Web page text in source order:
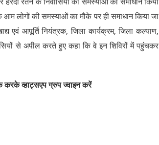
आम लोगों की समस्याओं का मौके पर ही समाधान किया जा
एवं आपूर्ति नियंत्रक, जिला कार्यक्रम, जिला कल्याण,
से अपील करते हुए कहा कि वे इन शिविरों में पहुंचकर
व्हाट्सएप ग्रुप ज्वाइन करें